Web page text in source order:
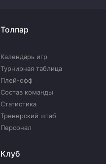
Толпар
Календарь игр
Турнирная таблица
Плей-офф
Состав команды
Статистика
Тренерский штаб
Персонал
Клуб